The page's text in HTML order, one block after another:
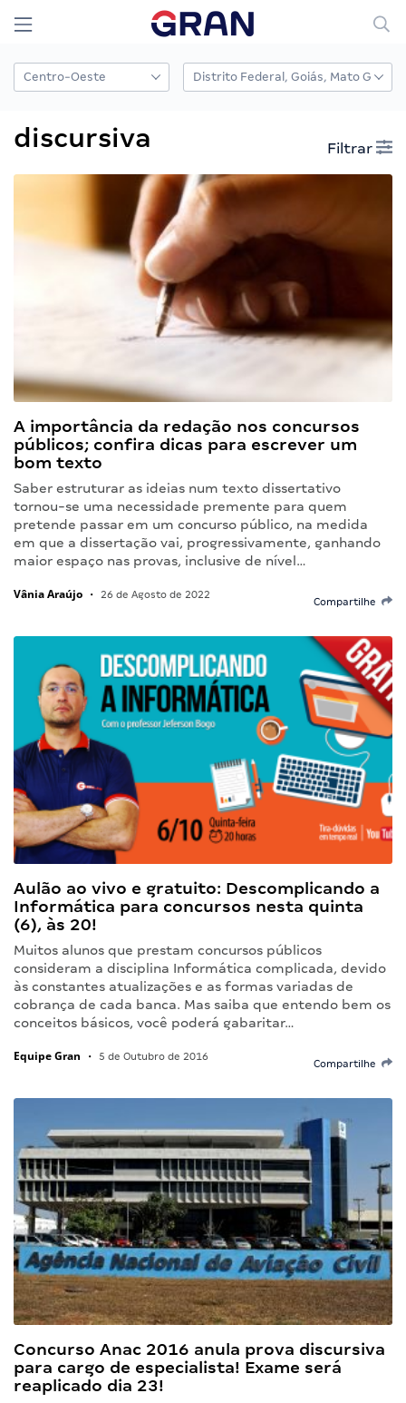
discursiva Filtrar
A importância da redação nos concursos
públicos; confira dicas para escrever um
bom texto
Saber estruturar as ideias num texto dissertativo
tornou-se uma necessidade premente para quem
pretende passar em um concurso público, na medida
em que a dissertação vai, progressivamente, ganhando
maior espaço nas provas, inclusive de nível…
Vânia Araújo • 26 de Agosto de 2022
Compartilhe
Aulão ao vivo e gratuito: Descomplicando a
Informática para concursos nesta quinta
(6), às 20!
Muitos alunos que prestam concursos públicos
consideram a disciplina Informática complicada, devido
às constantes atualizações e as formas variadas de
cobrança de cada banca. Mas saiba que entendo bem os
conceitos básicos, você poderá gabaritar…
Equipe Gran • 5 de Outubro de 2016
Compartilhe
Concurso Anac 2016 anula prova discursiva
para cargo de especialista! Exame será
reaplicado dia 23!